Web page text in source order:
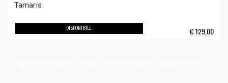
Tamaris
€129,00
DISPONIBILE